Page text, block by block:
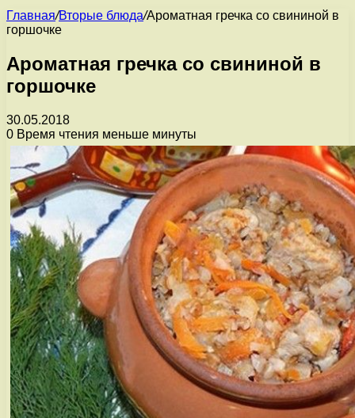
Главная/Вторые блюда/Ароматная гречка со свининой в
горшочке
Ароматная гречка со свининой в
горшочке
30.05.2018
0 Время чтения меньше минуты